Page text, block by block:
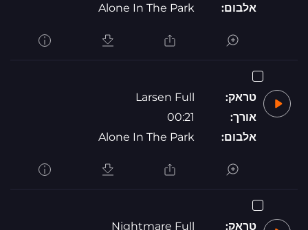
אלבום:
Alone In The Park
טראק:
Larsen Full
אורך:
00:21
אלבום:
Alone In The Park
טראק:
Nightmare Full